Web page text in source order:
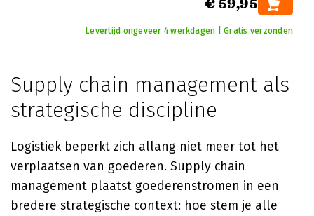
€ 59,95
Levertijd ongeveer 4 werkdagen | Gratis verzonden
Supply chain management als
strategische discipline
Logistiek beperkt zich allang niet meer tot het
verplaatsen van goederen. Supply chain
management plaatst goederenstromen in een
bredere strategische context: hoe stem je alle